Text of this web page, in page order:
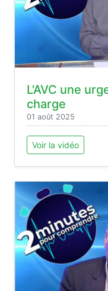
L'AVC une
charge
01 août 2025
Voir la vidéo